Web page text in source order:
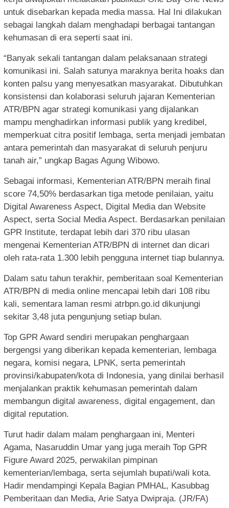
untuk disebarkan kepada media massa. Hal Ini dilakukan
sebagai langkah dalam menghadapi berbagai tantangan
kehumasan di era seperti saat ini.
“Banyak sekali tantangan dalam pelaksanaan strategi
komunikasi ini. Salah satunya maraknya berita hoaks dan
konten palsu yang menyesatkan masyarakat. Dibutuhkan
konsistensi dan kolaborasi seluruh jajaran Kementerian
ATR/BPN agar strategi komunikasi yang dijalankan
mampu menghadirkan informasi publik yang kredibel,
memperkuat citra positif lembaga, serta menjadi jembatan
antara pemerintah dan masyarakat di seluruh penjuru
tanah air,” ungkap Bagas Agung Wibowo.
Sebagai informasi, Kementerian ATR/BPN meraih final
score 74,50% berdasarkan tiga metode penilaian, yaitu
Digital Awareness Aspect, Digital Media dan Website
Aspect, serta Social Media Aspect. Berdasarkan penilaian
GPR Institute, terdapat lebih dari 370 ribu ulasan
mengenai Kementerian ATR/BPN di internet dan dicari
oleh rata-rata 1.300 lebih pengguna internet tiap bulannya.
Dalam satu tahun terakhir, pemberitaan soal Kementerian
ATR/BPN di media online mencapai lebih dari 108 ribu
kali, sementara laman resmi atrbpn.go.id dikunjungi
sekitar 3,48 juta pengunjung setiap bulan.
Top GPR Award sendiri merupakan penghargaan
bergengsi yang diberikan kepada kementerian, lembaga
negara, komisi negara, LPNK, serta pemerintah
provinsi/kabupaten/kota di Indonesia, yang dinilai berhasil
menjalankan praktik kehumasan pemerintah dalam
membangun digital awareness, digital engagement, dan
digital reputation.
Turut hadir dalam malam penghargaan ini, Menteri
Agama, Nasaruddin Umar yang juga meraih Top GPR
Figure Award 2025, perwakilan pimpinan
kementerian/lembaga, serta sejumlah bupati/wali kota.
Hadir mendampingi Kepala Bagian PMHAL, Kasubbag
Pemberitaan dan Media, Arie Satya Dwipraja. (JR/FA)